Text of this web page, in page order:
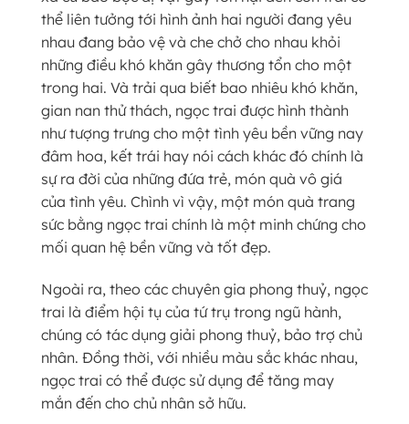
thể liên tưởng tới hình ảnh hai người đang yêu
nhau đang bảo vệ và che chở cho nhau khỏi
những điều khó khăn gây thương tổn cho một
trong hai. Và trải qua biết bao nhiêu khó khăn,
gian nan thử thách, ngọc trai được hình thành
như tượng trưng cho một tình yêu bền vững nay
đâm hoa, kết trái hay nói cách khác đó chính là
sự ra đời của những đứa trẻ, món quà vô giá
của tình yêu. Chình vì vậy, một món quà trang
sức bằng ngọc trai chính là một minh chứng cho
mối quan hệ bền vững và tốt đẹp.
Ngoài ra, theo các chuyên gia phong thuỷ, ngọc
trai là điểm hội tụ của tứ trụ trong ngũ hành,
chúng có tác dụng giải phong thuỷ, bảo trợ chủ
nhân. Đồng thời, với nhiều màu sắc khác nhau,
ngọc trai có thể được sử dụng để tăng may
mắn đến cho chủ nhân sở hữu.